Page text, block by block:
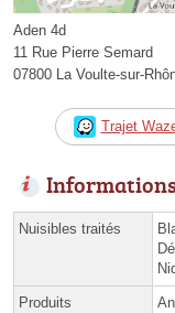
Aden 4d
11 Rue Pierre Semard
07800 La Voulte-sur-
Trajet
Nuisibles traités
Produits